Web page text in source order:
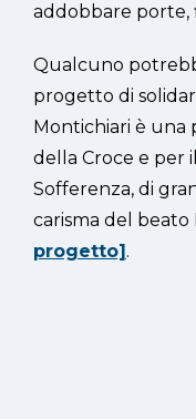
addobbare porte,
Qualcuno
progetto di
Montichiari è una
della Croce e per
Sofferenza, di
carisma del beato
progetto].